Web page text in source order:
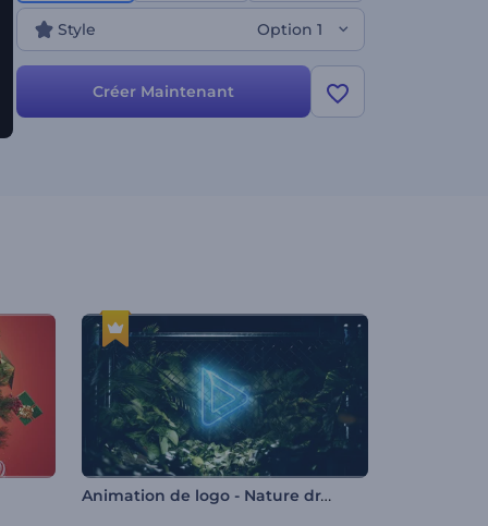
Style Option 1
Créer Maintenant
Animation de logo - Nature dramatique